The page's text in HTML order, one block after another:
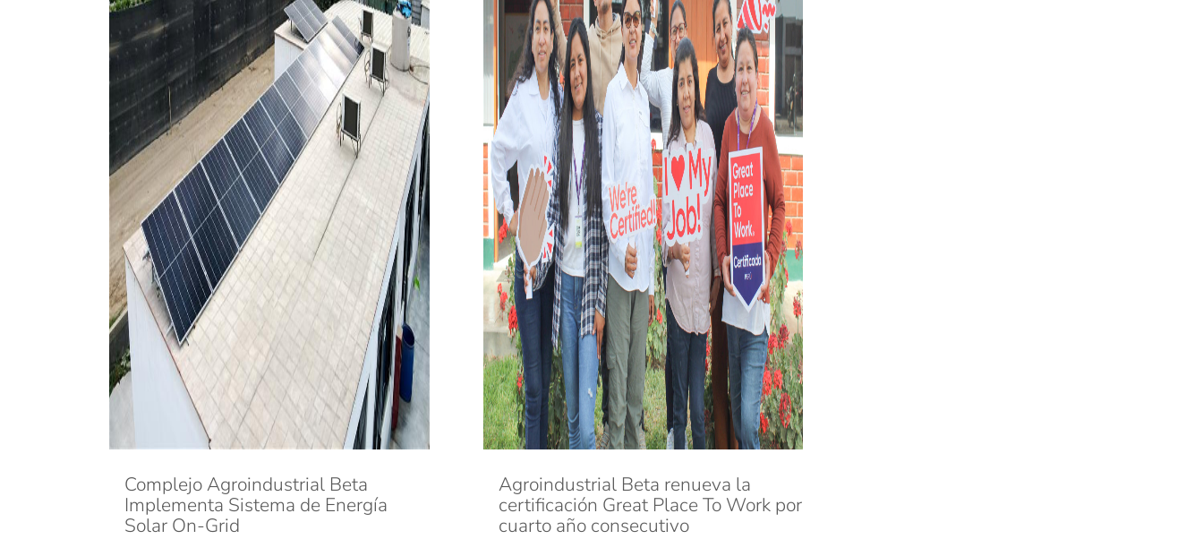
Complejo Agroindustrial Beta
Implementa Sistema de Energía
Solar On-Grid
Agroindustrial Beta renueva la
certificación Great Place To Work por
cuarto año consecutivo